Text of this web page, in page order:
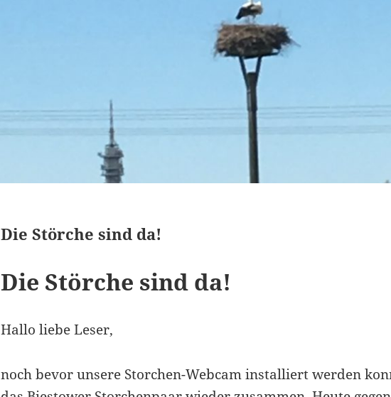
Die Störche sind da!
Die Störche sind da!
Hallo liebe Leser,
noch bevor unsere Storchen-Webcam installiert werden